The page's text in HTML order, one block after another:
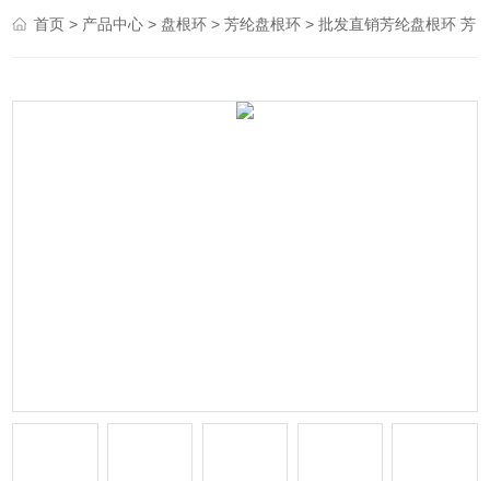
首页 > 产品中心 > 盘根环 >芳纶盘根环 > 批发直销芳纶盘根环 芳纶丝编织盘根 高强度